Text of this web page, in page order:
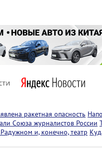
ракетная опасность
Союза журналистов России
и, конечно, театр